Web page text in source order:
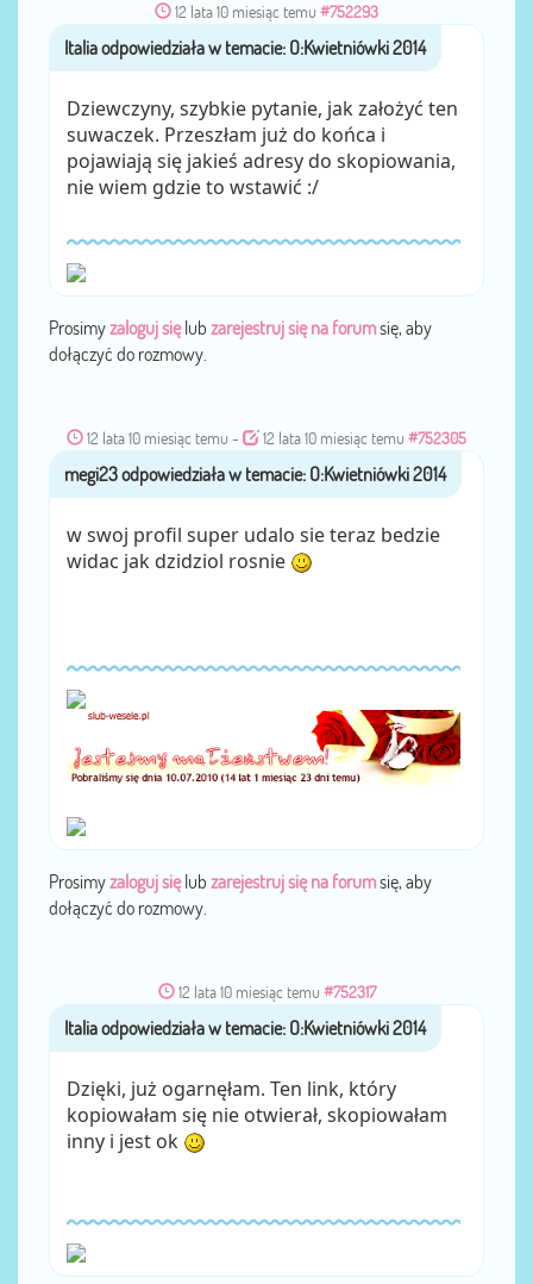
12 lata 10 miesiąc temu #752293
przezItalia
Dziewczyny, szybkie pytanie, jak założyć ten
suwaczek. Przeszłam już do końca i
pojawiają się jakieś adresy do skopiowania,
nie wiem gdzie to wstawić :/
Prosimyzaloguj sięlub zarejestruj się na forumsię, aby
dołączyć do rozmowy.
12 lata 10 miesiąc temu - 12 lata 10 miesiąc temu #752305
przezmegi23
w swoj profil super udalo sie teraz bedzie
widac jak dzidziol rosnie
Prosimyzaloguj sięlub zarejestruj się na forumsię, aby
dołączyć do rozmowy.
12 lata 10 miesiąc temu #752317
przezItalia
Dzięki, już ogarnęłam. Ten link, który
kopiowałam się nie otwierał, skopiowałam
inny i jest ok